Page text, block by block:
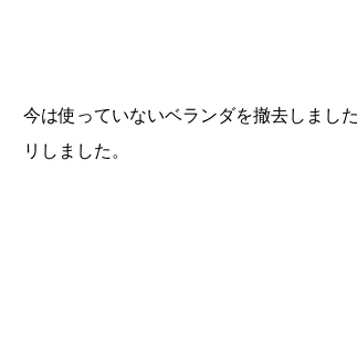
今は使っていないベランダを撤去しまし
リしました。